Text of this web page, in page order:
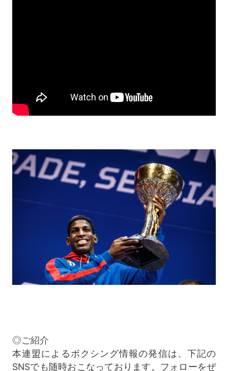
◎ご紹介
本連盟によるボクシング情報の発信は、下記の
SNSでも随時おこなっております。フォローをぜ